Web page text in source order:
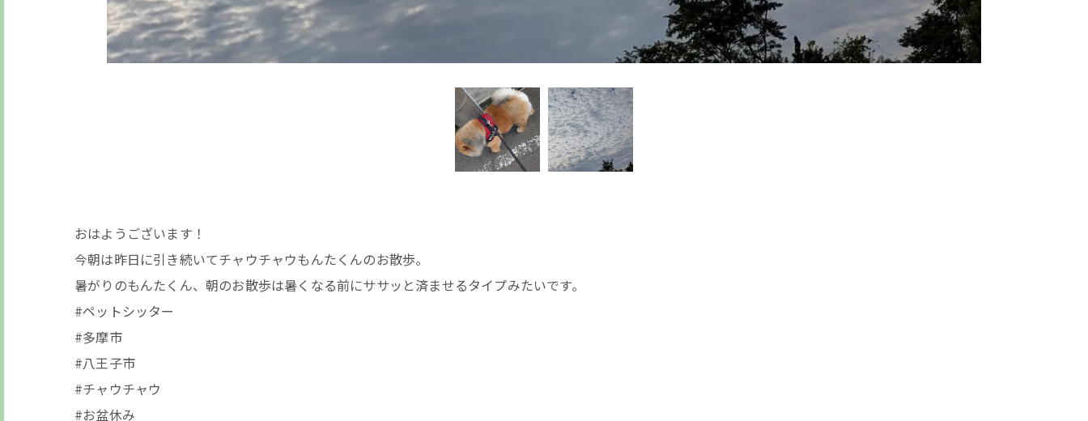
おはようございます！
今朝は昨日に引き続いてチャウチャウもんたくんのお散歩。
暑がりのもんたくん、朝のお散歩は暑くなる前にササッと済ませるタイプみたいです。
#ペットシッター
#多摩市
#八王子市
#チャウチャウ
#お盆休み
お悩みですか？ LINEでお気軽に質問してください！